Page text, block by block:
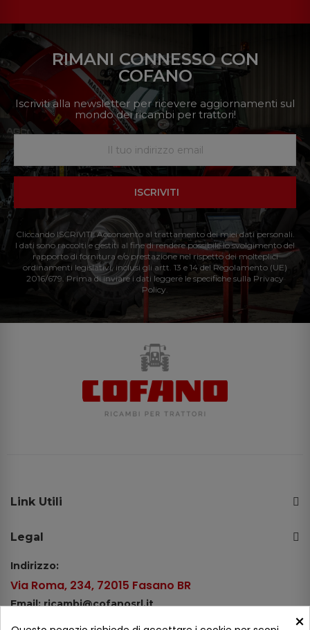
RIMANI CONNESSO CON
COFANO
Iscriviti alla newsletter per ricevere aggiornamenti sul
mondo dei ricambi per trattori!
ISCRIVITI
Cliccando ISCRIVITI: Acconsento al trattamento dei miei dati personali.
I dati sono raccolti e gestiti al fine di rendere possibile lo svolgimento del
rapporto di fornitura e/o prestazione nel rispetto dei molteplici
ordinamenti legislativi, inclusi gli artt. 13 e 14 del Regolamento (UE)
2016/679. Prima di inviare i dati leggere le specifiche sulla Privacy
Policy.
Link Utili
Legal
Indirizzo:
Via Roma, 234, 72015 Fasano BR
Email: ricambi@cofanosrl.it
×